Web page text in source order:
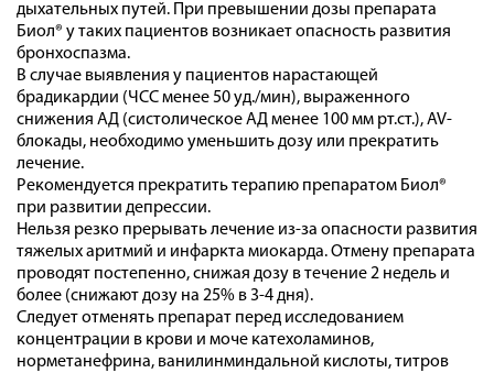
дыхательных путей. При превышении дозы препарата
Биол® у таких пациентов возникает опасность развития
бронхоспазма.
В случае выявления у пациентов нарастающей
брадикардии (ЧСС менее 50 уд./мин), выраженного
снижения АД (систолическое АД менее 100 мм рт.ст.), AV-
блокады, необходимо уменьшить дозу или прекратить
лечение.
Рекомендуется прекратить терапию препаратом Биол®
при развитии депрессии.
Нельзя резко прерывать лечение из-за опасности развития
тяжелых аритмий и инфаркта миокарда. Отмену препарата
проводят постепенно, снижая дозу в течение 2 недель и
более (снижают дозу на 25% в 3-4 дня).
Следует отменять препарат перед исследованием
концентрации в крови и моче катехоламинов,
норметанефрина, ванилинминдальной кислоты, титров